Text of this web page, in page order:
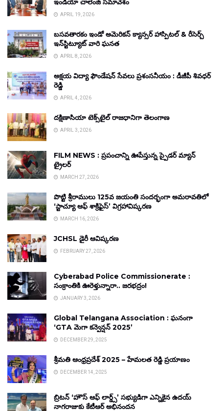
ఇండియా చాలెంజ్ సమావేశం
APRIL 19, 2026
బసవతారకం ఇండో అమెరికన్ క్యాన్సర్ హాస్పిటల్ & రీసెర్చ్
ఇన్‌స్టిట్యూట్ వారి ఘనత
APRIL 8, 2026
అక్షయ విద్యా ఫౌండేషన్ సేవలు ప్రశంసనీయం : డీజీపీ శివధర్
రెడ్డి
APRIL 4, 2026
దక్షిణాసియా టెక్స్‌టైల్ రాజధానిగా తెలంగాణ
APRIL 3, 2026
FILM NEWS : ప్రపంచాన్ని ఊపేస్తున్న స్పైడర్ మ్యాన్
ట్రైలర్
MARCH 27, 2026
పొట్టి శ్రీరాములు 125వ జయంతి సందర్భంగా అమరావతిలో
‘స్టాచ్యూ ఆఫ్ శాక్రిఫైస్’ విగ్రహావిష్కరణ
MARCH 16, 2026
JCHSL డైరీ ఆవిష్కరణ
FEBRUARY 27, 2026
Cyberabad Police Commissionerate :
సంక్రాంతికి ఊరెళ్తున్నారా.. జరభద్రం!
JANUARY 3, 2026
Global Telangana Association : ఘనంగా
‘GTA మెగా కన్వెన్షన్ 2025’
DECEMBER 29, 2025
శ్రీమతి ఆంధ్రప్రదేశ్ 2025 – హేమలత రెడ్డి ప్రయాణం
DECEMBER 14, 2025
బ్రిటన్ ‘హౌస్ ఆఫ్ లార్డ్స్’ సభ్యుడిగా ఎన్నికైన ఉదయ్
నాగరాజుకు కేటీఆర్ అభినందన